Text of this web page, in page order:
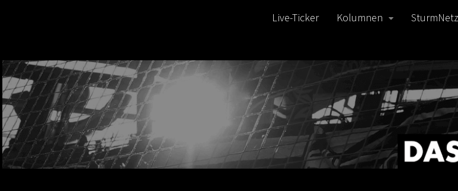
Live-Ticker Kolumnen SturmNetz